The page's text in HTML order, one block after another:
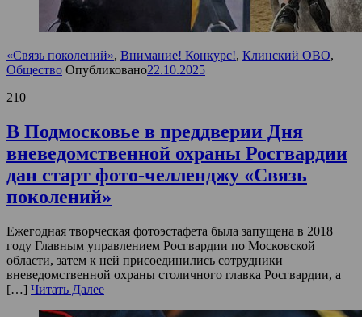
«Связь поколений», Внимание! Конкурс!, Клинский ОВО,
Общество Опубликовано22.10.2025
210
В Подмосковье в преддверии Дня
вневедомственной охраны Росгвардии
дан старт фото-челленджу «Связь
поколений»
Ежегодная творческая фотоэстафета была запущена в 2018
году Главным управлением Росгвардии по Московской
области, затем к ней присоединились сотрудники
вневедомственной охраны столичного главка Росгвардии, а
[…] Читать Далее